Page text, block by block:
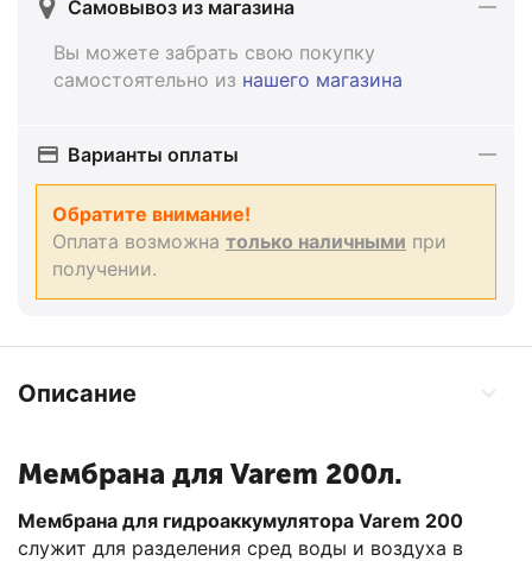
Самовывоз из магазина
Вы можете забрать свою покупку
самостоятельно из нашего магазина
Варианты оплаты
Обратите внимание!
Оплата возможна только наличными при
получении.
Описание
Мембрана для Varem 200л.
Мембрана для гидроаккумулятора Varem 200
cлужит для разделения сред воды и воздуха в